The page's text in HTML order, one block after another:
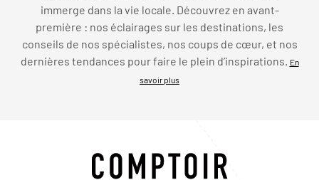
immerge dans la vie locale. Découvrez en avant-
première : nos éclairages sur les destinations, les
conseils de nos spécialistes, nos coups de cœur, et nos
dernières tendances pour faire le plein d’inspirations. En
savoir plus